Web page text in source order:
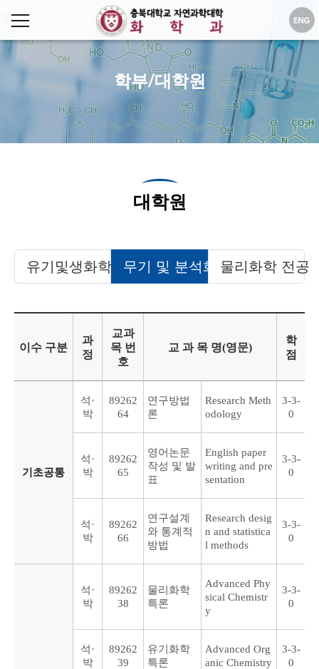
학부/대학원
대학원
유기및생화학 전공무기 및 분석화학 전공물리화학 전공
이수 구분
과
정
교과
목 번
호
교 과 목 명(영문)
학
점
기초공통
석·
박
89262
64
연구방법
론
Research Meth
odology
3-3-
0
석·
박
89262
65
영어논문
작성 및 발
표
English paper
writing and pre
sentation
3-3-
0
석·
박
89262
66
연구설계
와 통계적
방법
Research desig
n and statistica
l methods
3-3-
0
석·
박
89262
38
물리화학
특론
Advanced Phy
sical Chemistr
y
3-3-
0
석·
박
89262
39
유기화학
특론
Advanced Org
anic Chemistry
3-3-
0